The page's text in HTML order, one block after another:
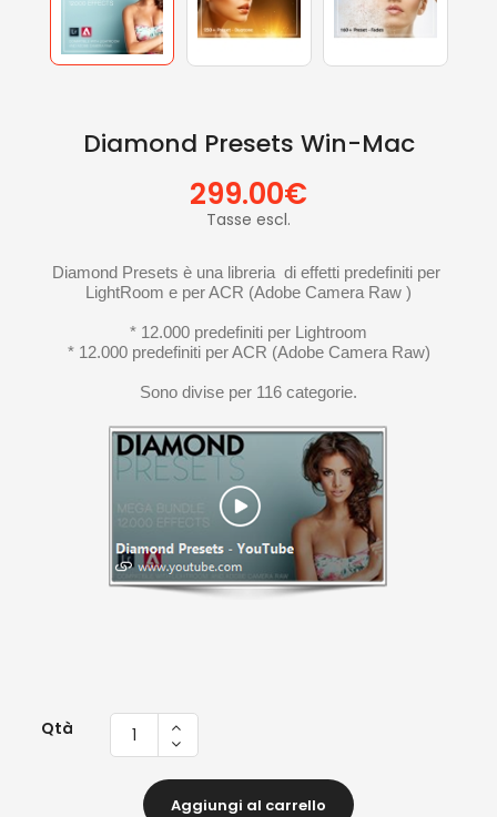
Diamond Presets Win-Mac
299.00€
Tasse escl.
Diamond Presets è una libreria  di effetti predefiniti per
LightRoom e per ACR (Adobe Camera Raw )
* 12.000 predefiniti per Lightroom
* 12.000 predefiniti per ACR (Adobe Camera Raw)
Sono divise per 116 categorie.
Qtà
Aggiungi al carrello